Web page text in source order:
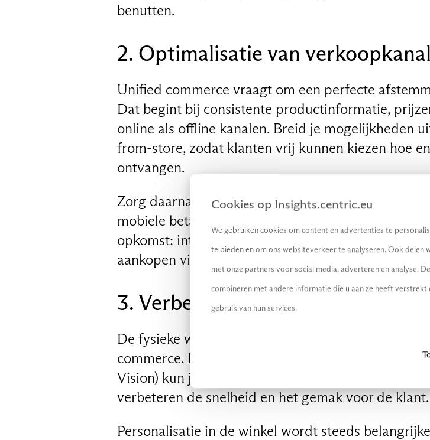
Cookies op Insights.centric.eu
We gebruiken cookies om content en advertenties te
te bieden en om ons websiteverkeer te analyseren. Ook delen
met onze partners voor social media, adverteren en analyse.
combineren met andere informatie die u aan ze heeft
gebruik van hun services.
benutten.
2. Optimalisatie van
Unified commerce vraagt om een perfecte
Dat begint bij consistente productinformatie,
online als offline kanalen. Breid je mogelijkheden
from-store, zodat klanten vrij kunnen kiezen hoe
ontvangen.
Zorg daarnaast voor een geïntegreerde mobiele
mobiele betaalopties en loyaliteitsprogramma’s.
opkomst: integreer je social media kanalen in de
aankopen via posts en advertenties mogelijk.
3. Verbetering van de in-store
De fysieke winkel blijft relevant, maar krijgt een
commerce. Met technologie zoals slimme
Vision) kun je real-time voorraad monitoren. Self
verbeteren de snelheid en het gemak voor de klant.
Personalisatie in de winkel wordt steeds